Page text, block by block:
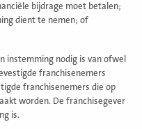
bijdrage moet betalen;
dient te nemen; of
instemming nodig is van ofwel
franchisenemers
franchisenemers die op
worden. De franchisegever
is.